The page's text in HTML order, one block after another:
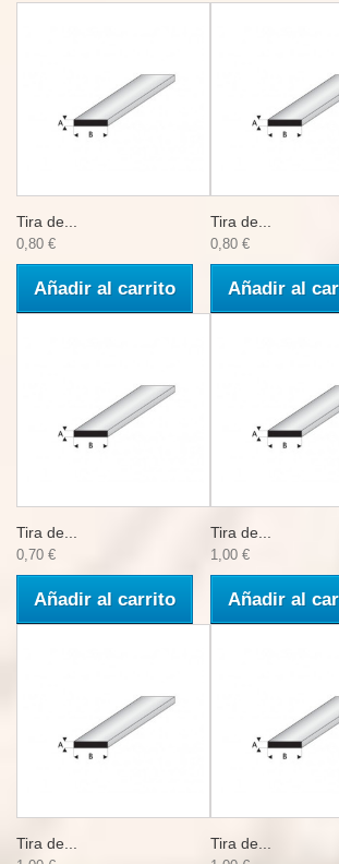
Tira de...
0,80 €
Añadir al carrito
Tira de...
0,80 €
Añadir al
Tira de...
0,70 €
Añadir al carrito
Tira de...
1,00 €
Añadir al
Tira de... Tira de...